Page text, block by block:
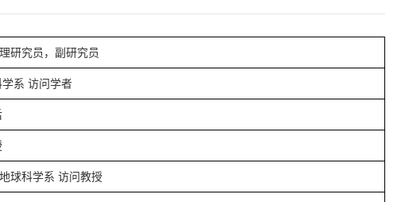
研究员，副研究员
系 访问学者
球科学系 访问教授